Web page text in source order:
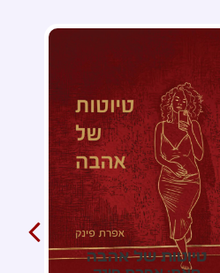
אלת החלומות חנוכה